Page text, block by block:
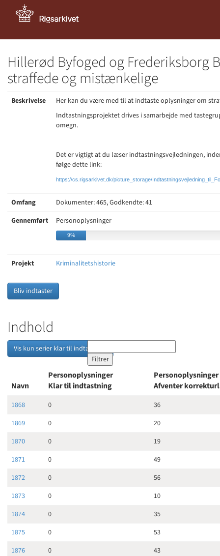
Hillerød Byfoged og Frederiksborg
straffede og mistænkelige
Beskrivelse
Her kan du være med til at indtaste oplysninger om
Indtastningsprojektet drives i samarbejde med
omegn.
Det er vigtigt at du læser indtastningsvejledningen,
følge dette link:
https://cs.rigsarkivet.dk/picture_storage/
Omfang
Dokumenter: 465, Godkendte: 41
Gennemført
Personoplysninger
9%
Projekt Kriminalitetshistorie
Bliv indtaster
Indhold
Vis kun serier klar til indtastning
Navn
Personoplysninger
Klar til indtastning
Personoplysninger
Afventer
1868 0
36
1869
0
20
1870
0
19
1871
0
49
1872
0
56
1873
0
10
1874
0
35
1875
0
53
1876
0
43